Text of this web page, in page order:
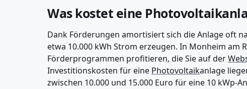
Was kostet eine
Dank Förderungen amortisiert sich die Anlage oft
etwa 10.000 kWh Strom erzeugen. In Monheim am
Förderprogrammen profitieren, die Sie auf der
Investitionskosten für eine Photovoltaikanlage
zwischen 10.000 und 15.000 Euro für eine 10 kWp-